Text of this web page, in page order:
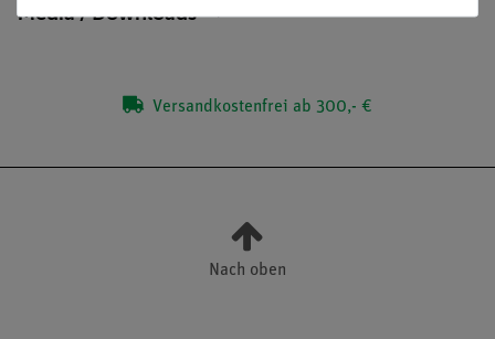
Media / Downloads
Versandkostenfrei ab 300,- €
Nach oben